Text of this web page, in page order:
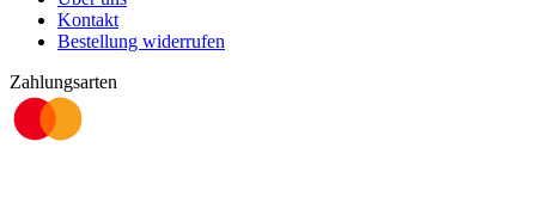
Kontakt
Bestellung widerrufen
Zahlungsarten